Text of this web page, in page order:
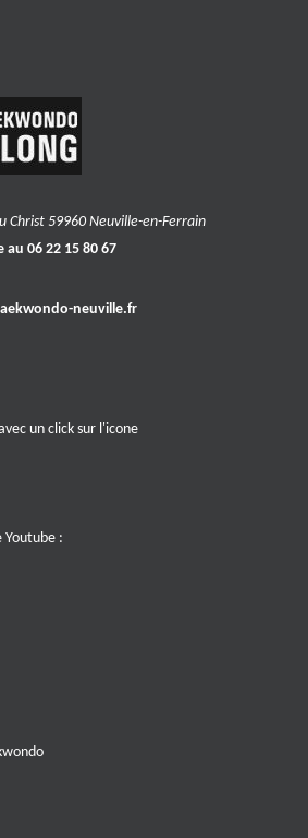
Christ 59960 Neuville-en-Ferrain
06 22 15 80 67
neuville.fr
un click sur l'icone
Youtube :